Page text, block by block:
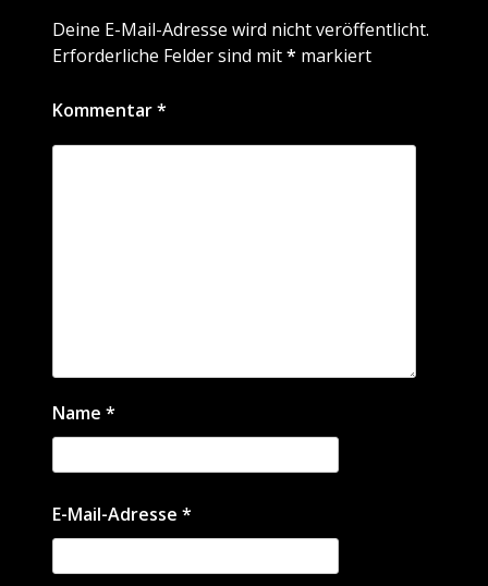
Deine E-Mail-Adresse wird nicht veröffentlicht.
Erforderliche Felder sind mit* markiert
Kommentar*
Name *
E-Mail-Adresse *